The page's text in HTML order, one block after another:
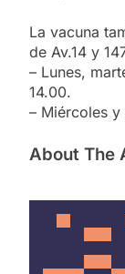
La vacuna
de Av.14 y
– Lunes,
14.00.
– Miércoles
About The